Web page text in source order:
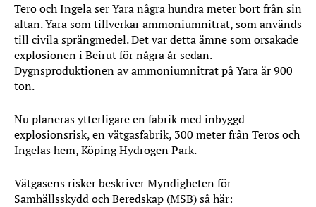
Tero och Ingela ser Yara några hundra meter bort från sin
altan. Yara som tillverkar ammoniumnitrat, som används
till civila sprängmedel. Det var detta ämne som orsakade
explosionen i Beirut för några år sedan.
Dygnsproduktionen av ammoniumnitrat på Yara är 900
ton.
Nu planeras ytterligare en fabrik med inbyggd
explosionsrisk, en vätgasfabrik, 300 meter från Teros och
Ingelas hem, Köping Hydrogen Park.
Vätgasens risker beskriver Myndigheten för
Samhällsskydd och Beredskap (MSB) så här: